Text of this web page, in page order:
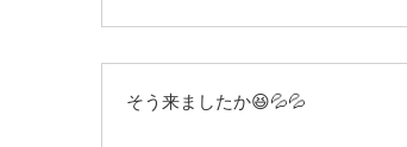
そう来ましたか😆💦💦